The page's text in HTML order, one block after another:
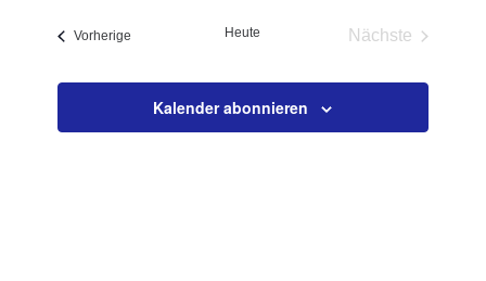
Navigation
Vorherige VeranstaltungenHeute
Nächste
Kalender abonnieren